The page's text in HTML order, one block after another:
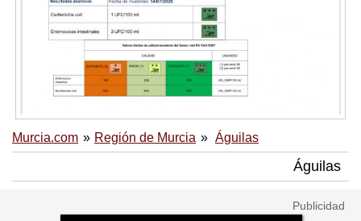
Murcia.com Región de Murcia Águilas
Águilas